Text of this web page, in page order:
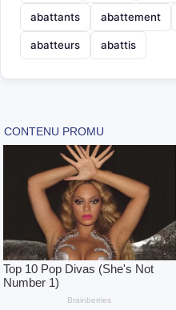
abattants abattement
abatteurs abattis